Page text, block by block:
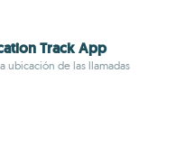
Track App
ubicación de las llamadas